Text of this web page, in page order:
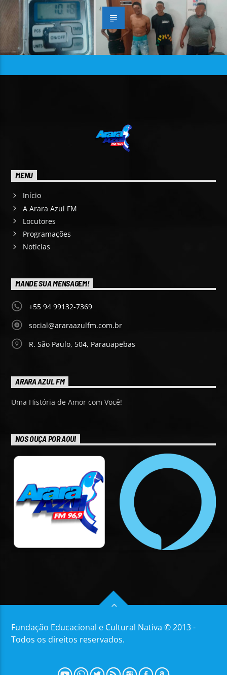
MENU
Início
A Arara Azul FM
Locutores
Programações
Notícias
MANDE SUA MENSAGEM!
+55 94 99132-7369
social@araraazulfm.com.br
R. São Paulo, 504, Parauapebas
ARARA AZUL FM
Uma História de Amor com Você!
NOS OUÇA POR AQUI
Fundação Educacional e Cultural Nativa © 2013 -
Todos os direitos reservados.